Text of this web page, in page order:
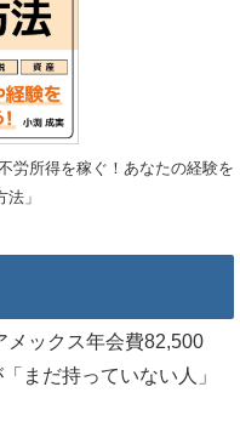
労所得を稼ぐ！あなたの経験を
」
メックス年会費82,500
まだ持っていない人」